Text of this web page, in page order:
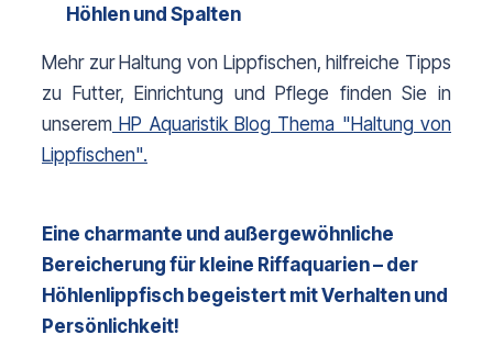
Höhlen und Spalten
Mehr zur Haltung von Lippfischen, hilfreiche Tipps
zu Futter, Einrichtung und Pflege finden Sie in
unserem HP Aquaristik Blog Thema "Haltung von
Lippfischen".
Eine charmante und außergewöhnliche
Bereicherung für kleine Riffaquarien – der
Höhlenlippfisch begeistert mit Verhalten und
Persönlichkeit!